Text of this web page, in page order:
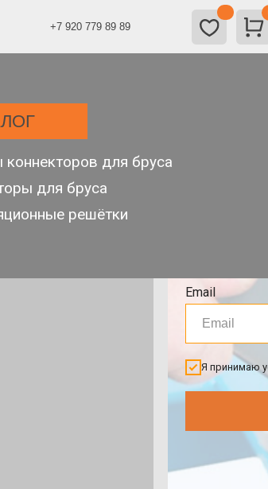
+7 920 779 89 89
для бруса
для бруса
решётки
Email
Я принимаю